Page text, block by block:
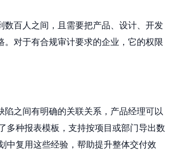
百人之间，且需要把产品、设计、开发
对于有合规审计要求的企业，它的权限
之间有明确的关联关系，产品经理可以
多种报表模板，支持按项目或部门导出数
中复用这些经验，帮助提升整体交付效